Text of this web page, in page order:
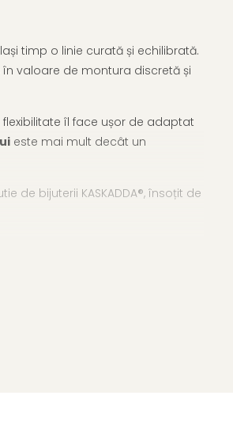
timp o linie curată și echilibrată.
în valoare de montura discretă și
îl face ușor de adaptat
este mai mult decât un
de bijuterii KASKADDA®, însoțit de